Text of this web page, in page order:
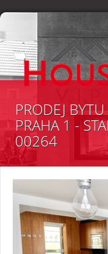
PRODEJ
PRAHA 1 -
00264